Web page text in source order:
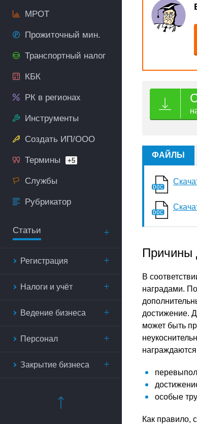
МРОТ
Прожиточный мин.
Транспортный налог
КБК
РК в регионах
Инструменты
Создать ИП/ООО
Термины +5
Службы
Рубрикатор
Статьи
Регистрация
Налоги и учёт
Ведение бизнеса
Персонал
Закрытие бизнеса
ФАЙЛЫ
Причины
В
наградами.
достижение.
может быть
награждаются
особые
Как правило,